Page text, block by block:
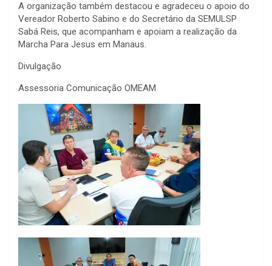
A organização também destacou e agradeceu o apoio do
Vereador Roberto Sabino e do Secretário da SEMULSP
Sabá Reis, que acompanham e apoiam a realização da
Marcha Para Jesus em Manaus.
Divulgação
Assessoria Comunicação OMEAM